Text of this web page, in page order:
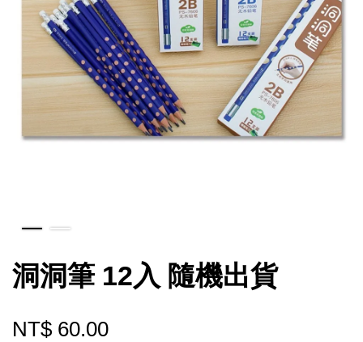
洞洞筆 12入 隨機出貨
NT$ 60.00